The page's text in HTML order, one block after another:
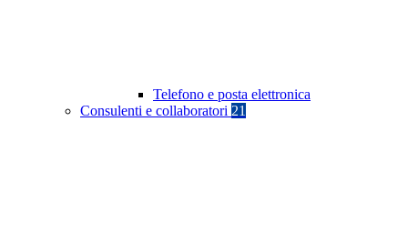
Telefono e posta elettronica
Consulenti e collaboratori 21